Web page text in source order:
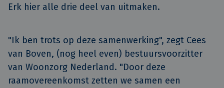
Erk hier alle drie deel van uitmaken.
"Ik ben trots op deze samenwerking", zegt Cees
van Boven, (nog heel even) bestuursvoorzitter
van Woonzorg Nederland. "Door deze
raamovereenkomst zetten we samen een